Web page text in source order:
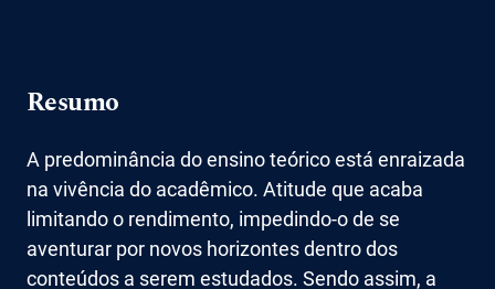
Resumo
A predominância do ensino teórico está enraizada
na vivência do acadêmico. Atitude que acaba
limitando o rendimento, impedindo-o de se
aventurar por novos horizontes dentro dos
conteúdos a serem estudados. Sendo assim, a